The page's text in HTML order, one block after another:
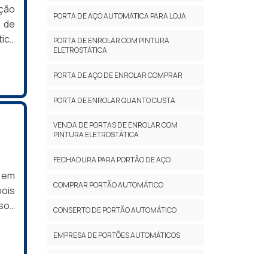
a
a
e
da
PORTA DE AÇO AUTOMÁTICA PARA LOJA
PORTA DE ENROLAR COM PINTURA
ELETROSTÁTICA
PORTA DE AÇO DE ENROLAR COMPRAR
PORTA DE ENROLAR QUANTO CUSTA
VENDA DE PORTAS DE ENROLAR COM
PINTURA ELETROSTÁTICA
FECHADURA PARA PORTÃO DE AÇO
COMPRAR PORTÃO AUTOMÁTICO
CONSERTO DE PORTÃO AUTOMÁTICO
EMPRESA DE PORTÕES AUTOMÁTICOS